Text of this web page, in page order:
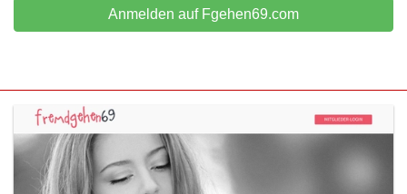
Anmelden auf Fgehen69.com